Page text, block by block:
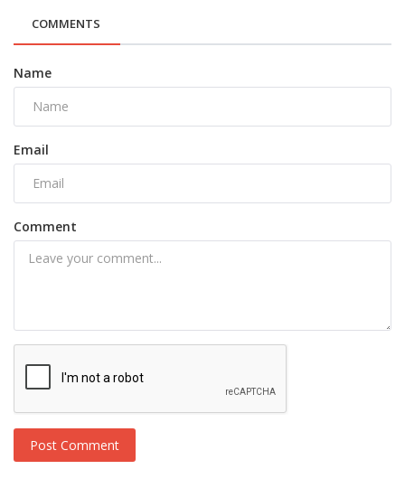
COMMENTS
Name
Email
Comment
Post Comment